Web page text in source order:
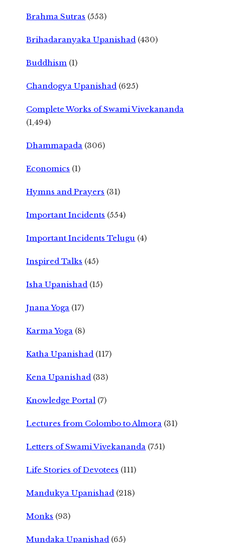
Brahma Sutras (553)
Brihadaranyaka Upanishad (430)
Buddhism (1)
Chandogya Upanishad (625)
Complete Works of Swami Vivekananda
(1,494)
Dhammapada (306)
Economics (1)
Hymns and Prayers (31)
Important Incidents (554)
Important Incidents Telugu (4)
Inspired Talks (45)
Isha Upanishad (15)
Jnana Yoga (17)
Karma Yoga (8)
Katha Upanishad (117)
Kena Upanishad (33)
Knowledge Portal (7)
Lectures from Colombo to Almora (31)
Letters of Swami Vivekananda (751)
Life Stories of Devotees (111)
Mandukya Upanishad (218)
Monks (93)
Mundaka Upanishad (65)